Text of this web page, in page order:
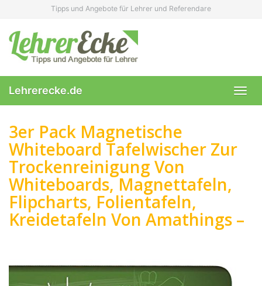
content
Tipps und Angebote für Lehrer und Referendare
Lehrerecke.de
3er Pack Magnetische
Whiteboard Tafelwischer Zur
Trockenreinigung Von
Whiteboards, Magnettafeln,
Flipcharts, Folientafeln,
Kreidetafeln Von Amathings –